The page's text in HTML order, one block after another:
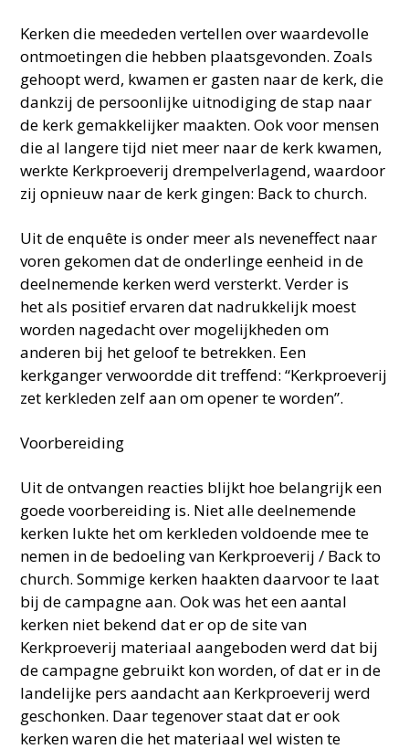
Kerken die meededen vertellen over waardevolle
ontmoetingen die hebben plaatsgevonden. Zoals
gehoopt werd, kwamen er gasten naar de kerk, die
dankzij de persoonlijke uitnodiging de stap naar
de kerk gemakkelijker maakten. Ook voor mensen
die al langere tijd niet meer naar de kerk kwamen,
werkte Kerkproeverij drempelverlagend, waardoor
zij opnieuw naar de kerk gingen: Back to church.
Uit de enquête is onder meer als neveneffect naar
voren gekomen dat de onderlinge eenheid in de
deelnemende kerken werd versterkt. Verder is
het als positief ervaren dat nadrukkelijk moest
worden nagedacht over mogelijkheden om
anderen bij het geloof te betrekken. Een
kerkganger verwoordde dit treffend: “Kerkproeverij
zet kerkleden zelf aan om opener te worden”.
Voorbereiding
Uit de ontvangen reacties blijkt hoe belangrijk een
goede voorbereiding is. Niet alle deelnemende
kerken lukte het om kerkleden voldoende mee te
nemen in de bedoeling van Kerkproeverij / Back to
church. Sommige kerken haakten daarvoor te laat
bij de campagne aan. Ook was het een aantal
kerken niet bekend dat er op de site van
Kerkproeverij materiaal aangeboden werd dat bij
de campagne gebruikt kon worden, of dat er in de
landelijke pers aandacht aan Kerkproeverij werd
geschonken. Daar tegenover staat dat er ook
kerken waren die het materiaal wel wisten te